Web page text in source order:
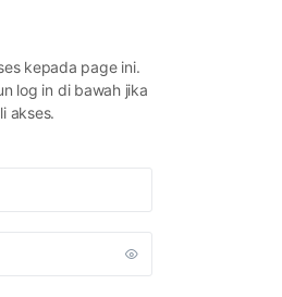
kepada page ini.
log in di bawah jika
akses.